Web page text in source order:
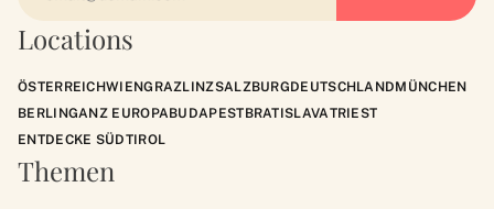
Locations
ÖSTERREICHWIENGRAZLINZSALZBURGDEUTSCHLANDMÜNCHEN
BERLINGANZ EUROPABUDAPESTBRATISLAVATRIEST
ENTDECKE SÜDTIROL
Themen